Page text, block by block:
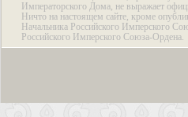
Императорского Дома, не выражает
Ничто на настоящем сайте, кроме
Начальника Российского Имперского
Российского Имперского Союза-Ордена.